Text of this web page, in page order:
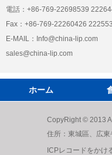
電話：+86-769-22698539
Fax：+86-769-22260426
E-MAIL： Info@china-lip.com
sales@china-lip.com
ホーム
CopyRight © 2013
住所：東城區、広
ICPレコードをかけ